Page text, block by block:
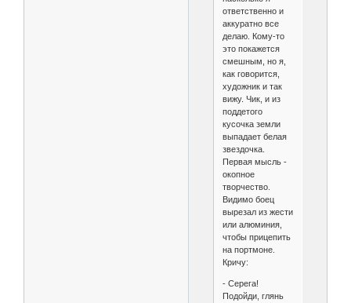
ответственно и
аккуратно все
делаю. Кому-то
это покажется
смешным, но я,
как говорится,
художник и так
вижу. Чик, и из
поддетого
кусочка земли
выпадает белая
звездочка.
Первая мысль -
окопное
творчество.
Видимо боец
вырезал из жести
или алюминия,
чтобы прицепить
на портмоне.
Кричу:
- Серега!
Подойди, глянь